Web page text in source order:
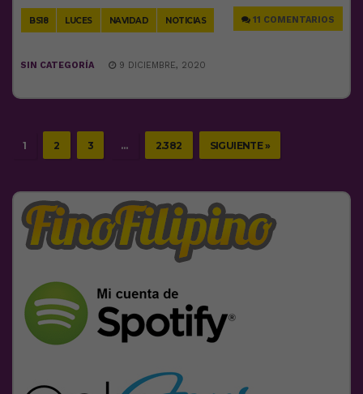
BS18 LUCES NAVIDAD NOTICIAS 11 COMENTARIOS
SIN CATEGORÍA 9 DICIEMBRE, 2020
1 2 3 … 2.382 SIGUIENTE »